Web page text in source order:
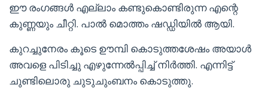
ഈ രംഗങ്ങൾ എല്ലാം കണ്ടുകൊണ്ടിരുന്ന എന്റെ
കുണ്ണയും ചീറ്റി. പാൽ മൊത്തം ഷഡ്ഡിയിൽ ആയി.
കുറച്ചുനേരം കൂടെ ഊമ്പി കൊടുത്തശേഷം അയാൾ
അവളെ പിടിച്ചു എഴുന്നേൽപ്പിച്ച് നിർത്തി. എന്നിട്ട്
ചുണ്ടിലൊരു ചുടുചുംബനം കൊടുത്തു.